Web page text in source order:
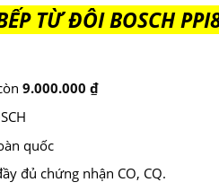
TỪ ĐÔI BOSCH
9.000.000 ₫
quốc
đủ chứng nhận CO, CQ.